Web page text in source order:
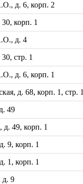
д. 6, корп. 2
корп. 1
д. 4
стр. 1
д. 6, корп. 1
д. 68, корп. 1, стр. 1
49
д. 49, корп. 1
9, корп. 1
1, корп. 1
д. 9